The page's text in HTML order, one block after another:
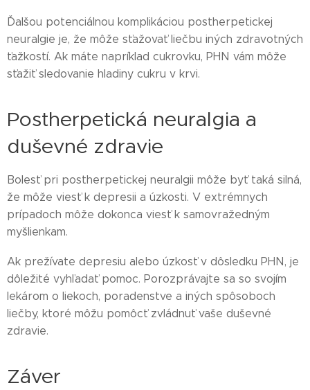
Ďalšou potenciálnou komplikáciou postherpetickej
neuralgie je, že môže sťažovať liečbu iných zdravotných
ťažkostí. Ak máte napríklad cukrovku, PHN vám môže
sťažiť sledovanie hladiny cukru v krvi.
Postherpetická neuralgia a
duševné zdravie
Bolesť pri postherpetickej neuralgii môže byť taká silná,
že môže viesť k depresii a úzkosti. V extrémnych
prípadoch môže dokonca viesť k samovražedným
myšlienkam.
Ak prežívate depresiu alebo úzkosť v dôsledku PHN, je
dôležité vyhľadať pomoc. Porozprávajte sa so svojím
lekárom o liekoch, poradenstve a iných spôsoboch
liečby, ktoré môžu pomôcť zvládnuť vaše duševné
zdravie.
Záver